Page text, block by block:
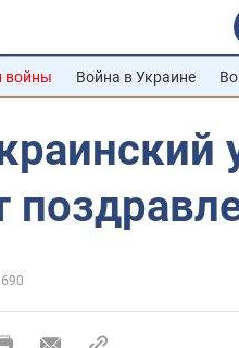
войны Война в Украине
690